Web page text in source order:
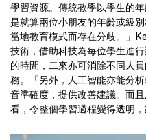
學習資源。傳統教學以學生的
是就算兩位小朋友的年齡或級
當地教育模式而存在分歧。」
技術，借助科技為每位學生進
的時間，二來亦可消除不同人
務。「另外，人工智能亦能分
音準確度，提供改善建議。而
看，令整個學習過程變得透明